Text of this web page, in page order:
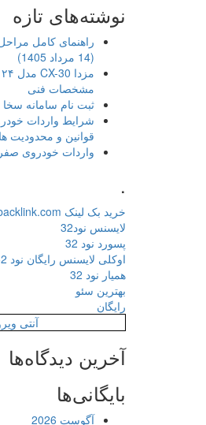
نوشته‌های تازه
راهنمای کامل
(14 مرداد 1405)
مشخصات فنی
ثبت نام سامانه
شرایط واردات
قوانین و محدودیت ها
واردات خودروی
.
خرید بک لینک behtarinbacklink.com
لایسنس نود32
پسورد نود 32
اوکلی لایسنس رایگان نود 32
همیار نود 32
بهترین سئو
رایگان
آنتی
آخرین دیدگاه‌ها
بایگانی‌ها
آگوست 2026